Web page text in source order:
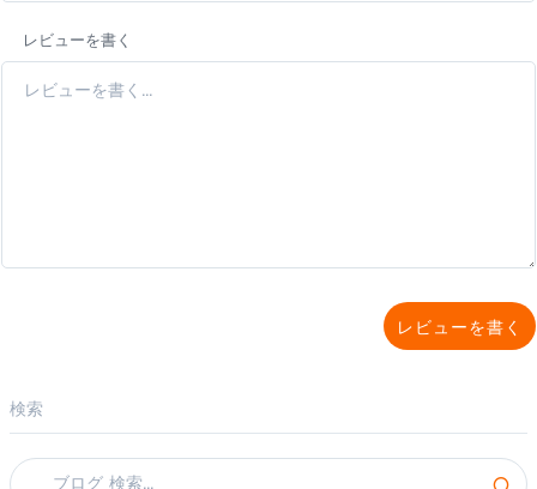
レビューを書く
レビューを書く
検索